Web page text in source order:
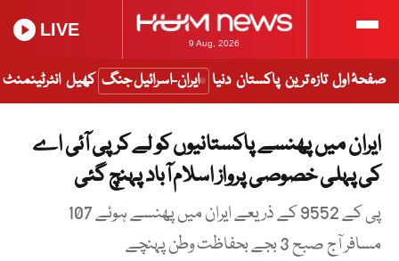
9 Aug, 2026
LIVE
صفحۂ اول تازہ ترین پاکستان دنیا ایران-اسرائیل جنگ کھیل انٹرٹینمنٹ
ایران میں پھنسے پاکستانیوں کو لے کر پی آئی اے
کی پہلی خصوصی پرواز اسلام آباد پہنچ گئی
پی کے 9552 کے ذریعے ایران میں پھنسے ہوئے 107
مسافر آج صبح 3 بجے بحفاظت وطن پہنچے